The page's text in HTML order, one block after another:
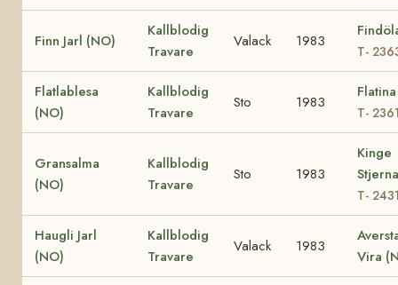
Finn Jarl (NO)
Kallblodig
Travare
Valack 1983
T-
Flatlablesa
(NO)
Kallblodig
Travare
Sto 1983
T-
Gransalma
(NO)
Kallblodig
Travare
Sto 1983
Kinge
T-
Haugli Jarl
(NO)
Kallblodig
Travare
Valack 1983
Vira